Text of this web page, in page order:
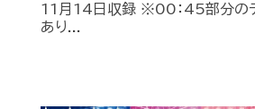
11月14日収録 ※00：45部分の
あり...